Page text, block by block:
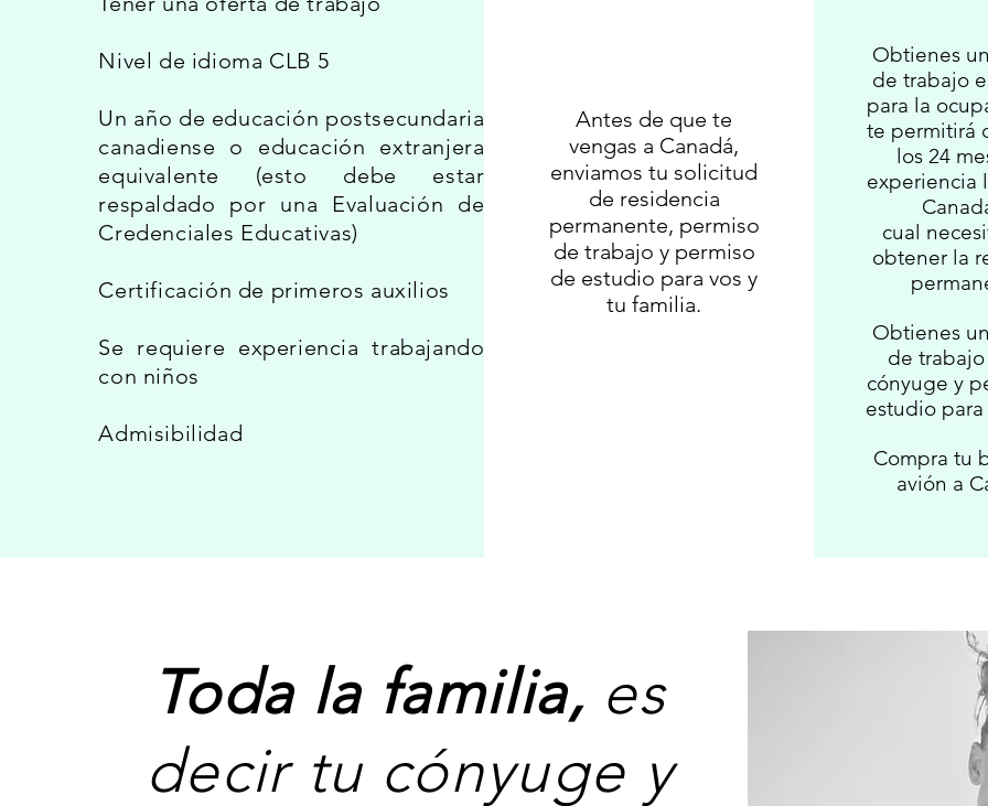
Nivel de idioma CLB 5
Un año de educación postsecundaria
canadiense o educación extranjera
equivalente (esto debe estar
respaldado por una Evaluación de
Credenciales Educativas)
Certificación de primeros auxilios
Se requiere experiencia trabajando
con niños
Admisibilidad
Antes de que te
vengas a Canadá,
enviamos tu solicitud
de residencia
permanente, permiso
de trabajo y permiso
de estudio para vos y
tu familia.
Obtienes
de trabajo
para la
te permitirá
los 24
experiencia
cual
obtener la
Obtienes
de
cónyuge y
estudio
Compra tu
avión a
Toda la familia, es
decir tu cónyuge y